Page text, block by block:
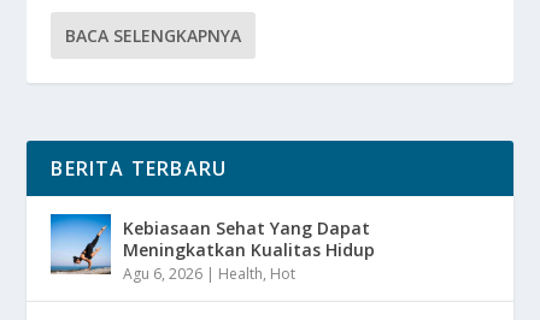
BACA SELENGKAPNYA
BERITA TERBARU
Kebiasaan Sehat Yang Dapat
Meningkatkan Kualitas Hidup
Agu 6, 2026 | Health, Hot